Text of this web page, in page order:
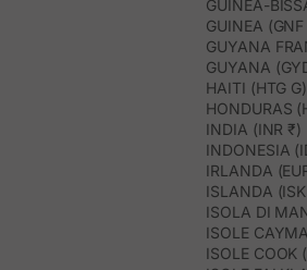
GUINEA-
GUINEA (GNF
GUYANA
GUYANA
HAITI (HTG G)
HONDURAS
INDIA (INR ₹)
INDONESIA
IRLANDA
ISLANDA
ISOLA DI
ISOLE
ISOLE COOK